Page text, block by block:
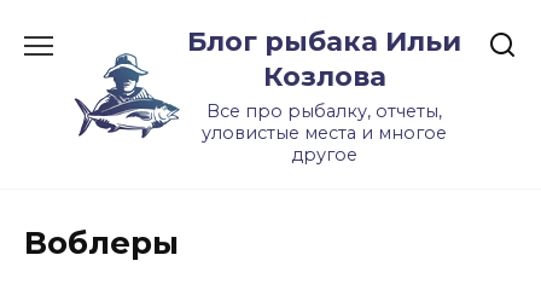
Блог рыбака Ильи
Козлова
Все про рыбалку, отчеты,
уловистые места и многое
другое
Воблеры